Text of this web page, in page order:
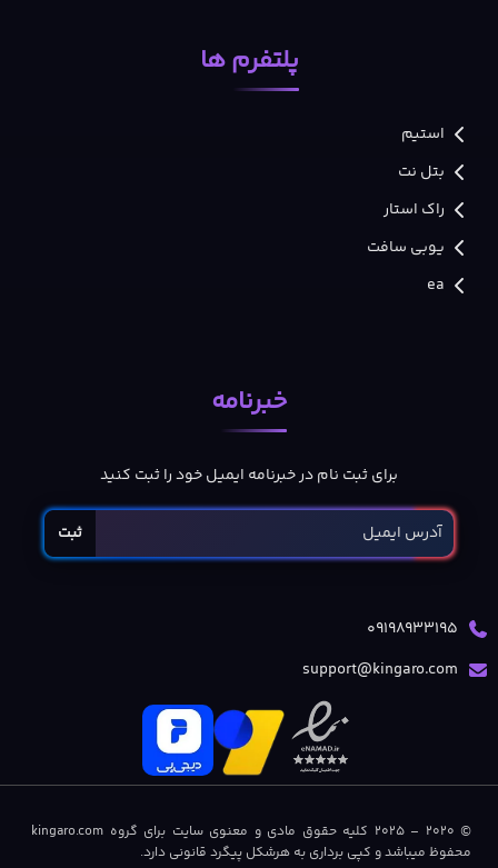
پلتفرم ها
استیم
بتل نت
راک استار
یوبی سافت
ea
خبرنامه
برای ثبت نام در خبرنامه ایمیل خود را ثبت کنید
ثبت
09198933195
support@kingaro.com
© 2020 – 2025 کلیه حقوق مادی و معنوی سایت برای گروه kingaro.com
محفوظ میباشد و کپی برداری به هرشکل پیگرد قانونی دارد.